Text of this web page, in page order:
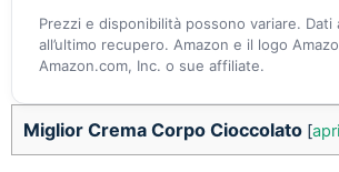
Prezzi e disponibilità possono variare. Dati
all’ultimo recupero. Amazon e il logo
Amazon.com, Inc. o sue affiliate.
Miglior Crema Corpo Cioccolato [apri